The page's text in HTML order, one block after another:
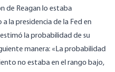
de Reagan lo estaba
la presidencia de la Fed en
la probabilidad de su
manera: «La probabilidad
no estaba en el rango bajo,